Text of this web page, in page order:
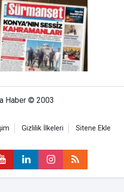
Haber © 2003
Gizlilik İlkeleri Sitene Ekle